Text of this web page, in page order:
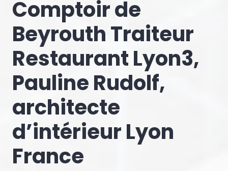
Comptoir de
Beyrouth Traiteur
Restaurant Lyon3,
Pauline Rudolf,
architecte
d’intérieur Lyon
France